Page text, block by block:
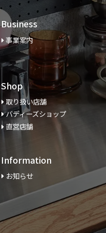
Business
事業案内
Shop
取り扱い店舗
バディーズショップ
直営店舗
Information
お知らせ